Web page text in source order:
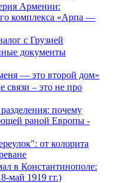
Армении:
комплекса «Арпа —
с Грузией
документы
— это второй дом»
связи – это не про
почему
раной Европы -
от колорита
в Константинополе:
май 1919 гг.)